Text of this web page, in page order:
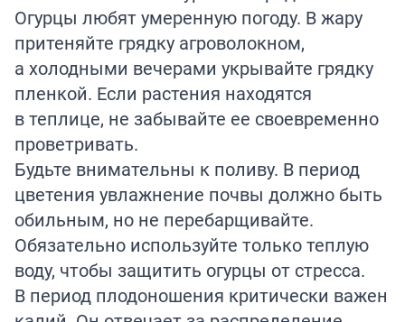
Огурцы любят умеренную погоду. В жару
притеняйте грядку агроволокном,
а холодными вечерами укрывайте грядку
пленкой. Если растения находятся
в теплице, не забывайте ее своевременно
проветривать.
Будьте внимательны к поливу. В период
цветения увлажнение почвы должно быть
обильным, но не перебарщивайте.
Обязательно используйте только теплую
воду, чтобы защитить огурцы от стресса.
В период плодоношения критически важен